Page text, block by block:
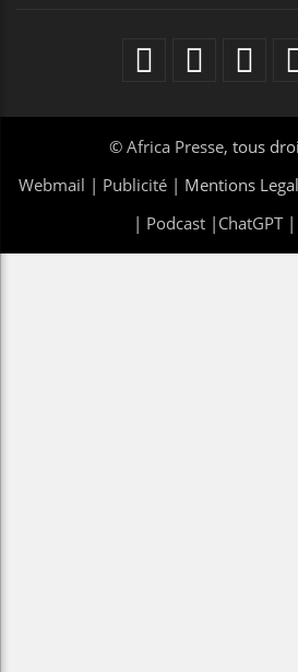
© Africa Presse, tous
Webmail | Publicité | Mentions
| Podcast| ChatGPT|